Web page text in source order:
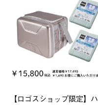
【ロゴスショップ限定】ハ